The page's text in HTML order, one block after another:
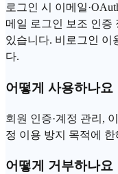
로그인 시 이메일
메일 로그인 보조 인증
있습니다. 비로그인 이
다.
어떻게 사용하나요
회원 인증·계정 관리,
정 이용 방지 목적에
어떻게 거부하나요